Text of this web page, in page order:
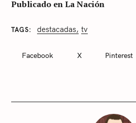
Publicado en La Nación
S
TAGS destacadas tv
Facebook X Pinterest